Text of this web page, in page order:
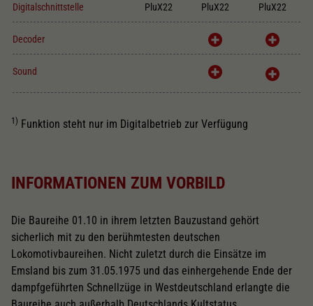
Digitalschnittstelle PluX22 PluX22 PluX22
Decoder
Sound
1) Funktion steht nur im Digitalbetrieb zur Verfügung
INFORMATIONEN ZUM VORBILD
Die Baureihe 01.10 in ihrem letzten Bauzustand gehört
sicherlich mit zu den berühmtesten deutschen
Lokomotivbaureihen. Nicht zuletzt durch die Einsätze im
Emsland bis zum 31.05.1975 und das einhergehende Ende der
dampfgeführten Schnellzüge in Westdeutschland erlangte die